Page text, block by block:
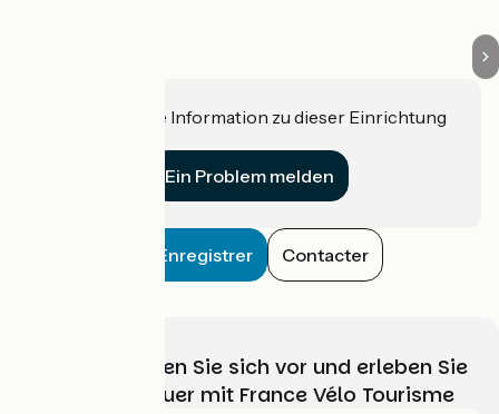
Haben Sie eine Information zu dieser Einrichtung
Ein Problem melden
Enregistrer Contacter
Wählen, bereiten Sie sich vor und erleben Sie
Ihr Radabenteuer mit France Vélo Tourisme